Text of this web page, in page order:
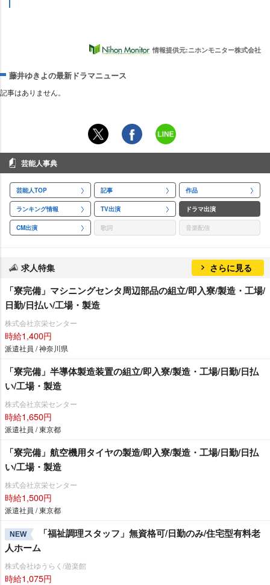
情報提供元:ニホンモニター株式会社
藤井ゆきよの最新ドラマニュース
記事はありません。
芸能人事典
芸能人TOP 記事 作品
ランキング情報 TV出演 ドラマ出演
CM出演 歌詞 音楽配信
求人特集 さらに見る
「寮完備」マシニングセンタ周辺部品の組立/即入寮/製造・工場/
日勤/日払い/工場・製造
株式会社京栄センター
時給1,400円
派遣社員 / 神奈川県
「寮完備」半導体製造装置の組立/即入寮/製造・工場/日勤/日払
い/工場・製造
株式会社京栄センター
時給1,650円
派遣社員 / 東京都
「寮完備」航空機用タイヤの製造/即入寮/製造・工場/日勤/日払
い/工場・製造
株式会社京栄センター
時給1,500円
派遣社員 / 東京都
NEW
「福祉調理スタッフ」無資格可/日勤のみ/住宅型有料老
人ホーム
株式会社ゆうらく/遊楽館
時給1,075円